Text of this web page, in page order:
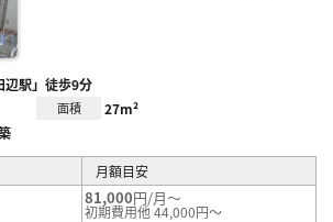
辺駅」徒歩9分
面積 27m²
月額目安
81,000円/月～
初期費用他 44,000円～